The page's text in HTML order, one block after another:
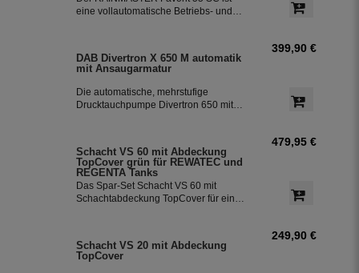
eine vollautomatische Betriebs- und
Baustein für die Versorgung von Haus
und Garten mit Regenwasser.
DAB Divertron X 650 M automatik
mit Ansaugarmatur
Die automatische, mehrstufige
Drucktauchpumpe Divertron 650 mit
dem Regenwasser aus den Zisternen
für die Bewässerung des Garten.
399,90 €
Schacht VS 60 mit Abdeckung
TopCover grün für REWATEC und
REGENTA Tanks
Das Spar-Set Schacht VS 60 mit
Schachtabdeckung TopCover für eine
479,95 €
Schacht VS 20 mit Abdeckung
TopCover
249,90 €